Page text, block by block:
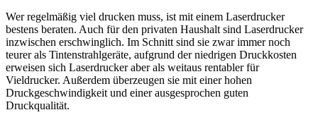
Wer regelmäßig viel drucken muss, ist mit einem Laserdrucker
bestens beraten. Auch für den privaten Haushalt sind Laserdrucker
inzwischen erschwinglich. Im Schnitt sind sie zwar immer noch
teurer als Tintenstrahlgeräte, aufgrund der niedrigen Druckkosten
erweisen sich Laserdrucker aber als weitaus rentabler für
Vieldrucker. Außerdem überzeugen sie mit einer hohen
Druckgeschwindigkeit und einer ausgesprochen guten
Druckqualität.